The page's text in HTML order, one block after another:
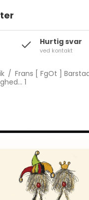
/ Frans [ FgOt ]
1